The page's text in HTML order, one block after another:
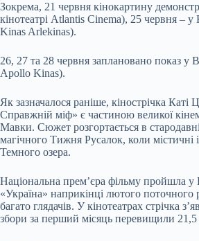
Зокрема, 21 червня кінокартину
кінотеатрі Atlantis Cinema), 25 червня – у
Kinas Arlekinas).
26, 27 та 28 червня заплановано показ у
Apollo Kinas).
Як зазначалося раніше, кінострічка
Справжній міф» є частиною великої
Мавки. Сюжет розгортається в
магічного Тижня Русалок, коли містичні
Темного озера.
Національна прем’єра фільму пройшла у
«Україна» наприкінці лютого поточного
багато глядачів. У кінотеатрах стрічка
збори за перший місяць перевищили 21,5